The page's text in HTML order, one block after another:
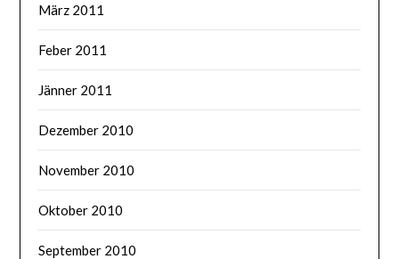
März 2011
Feber 2011
Jänner 2011
Dezember 2010
November 2010
Oktober 2010
September 2010